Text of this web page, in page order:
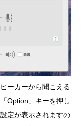
ーカーから聞こえる
Option」キーを押し
定が表示されますの